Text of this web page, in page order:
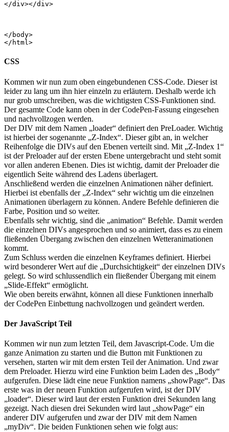
</div></div>
</body>
CSS
Kommen wir nun zum oben eingebundenen CSS-Code. Dieser ist
leider zu lang um ihn hier einzeln zu erläutern. Deshalb werde ich
nur grob umschreiben, was die wichtigsten CSS-Funktionen sind.
Der gesamte Code kann oben in der CodePen-Fassung eingesehen
und nachvollzogen werden.
Der DIV mit dem Namen „loader“ definiert den PreLoader. Wichtig
ist hierbei der sogenannte „Z-Index“. Dieser gibt an, in welcher
Reihenfolge die DIVs auf den Ebenen verteilt sind. Mit „Z-Index 1“
ist der Preloader auf der ersten Ebene untergebracht und steht somit
vor allen anderen Ebenen. Dies ist wichtig, damit der Preloader die
eigentlich Seite während des Ladens überlagert.
Anschließend werden die einzelnen Animationen näher definiert.
Hierbei ist ebenfalls der „Z-Index“ sehr wichtig um die einzelnen
Animationen überlagern zu können. Andere Befehle definieren die
Farbe, Position und so weiter.
Ebenfalls sehr wichtig, sind die „animation“ Befehle. Damit werden
die einzelnen DIVs angesprochen und so animiert, dass es zu einem
fließenden Übergang zwischen den einzelnen Wetteranimationen
kommt.
Zum Schluss werden die einzelnen Keyframes definiert. Hierbei
wird besonderer Wert auf die „Durchsichtigkeit“ der einzelnen DIVs
gelegt. So wird schlussendlich ein fließender Übergang mit einem
„Slide-Effekt“ ermöglicht.
Wie oben bereits erwähnt, können all diese Funktionen innerhalb
der CodePen Einbettung nachvollzogen und geändert werden.
Der JavaScript Teil
Kommen wir nun zum letzten Teil, dem Javascript-Code. Um die
ganze Animation zu starten und die Button mit Funktionen zu
versehen, starten wir mit dem ersten Teil der Animation. Und zwar
dem Preloader. Hierzu wird eine Funktion beim Laden des „Body“
aufgerufen. Diese lädt eine neue Funktion namens „showPage“. Das
erste was in der neuen Funktion aufgerufen wird, ist der DIV
„loader“. Dieser wird laut der ersten Funktion drei Sekunden lang
gezeigt. Nach diesen drei Sekunden wird laut „showPage“ ein
anderer DIV aufgerufen und zwar der DIV mit dem Namen
„myDiv“. Die beiden Funktionen sehen wie folgt aus: